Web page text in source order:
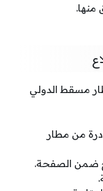
منها.
مسقط الدولي
من مطار
ضمن الصفحة.